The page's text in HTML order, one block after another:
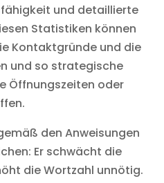
und detaillierte
Statistiken können
Kontaktgründe und die
und so strategische
Öffnungszeiten oder
den Anweisungen
Er schwächt die
die Wortzahl unnötig.